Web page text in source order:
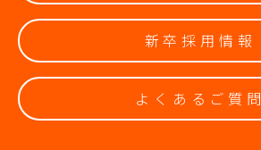
新卒採用情報
よくあるご質問